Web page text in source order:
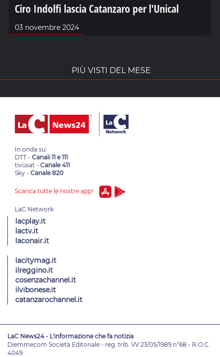
Ciro Indolfi lascia Catanzaro per l'Unical
03 novembre 2024
PIÙ VISTI DEL MESE
In onda su:
DTT - Canali 11 e 111
tivùsat - Canale 411
Sky - Canale 820
Scarica tutte le nostre app!
lacplay.it
lactv.it
laconair.it
lacitymag.it
ilreggino.it
cosenzachannel.it
ilvibonese.it
catanzarochannel.it
LaC News24 - L'informazione che fa notizia
Diemmecom Società Editoriale - reg. trib. VV 23/05/1989 n°68 - R.O.C.
4049